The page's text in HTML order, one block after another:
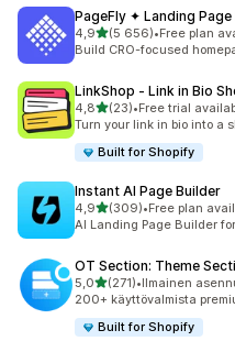
PageFly ✦ Landing Page
4,9/ 5 tähteä
(5 656)
5656 arvostelua yhteensä
•Free plan
Build CRO-focused
LinkShop ‑ Link in Bio
4,8/ 5 tähteä
(23)
23 arvostelua yhteensä
•Free trial
Turn your link in bio into a
Built for Shopify
Instant AI Page Builder
4,9/ 5 tähteä
(309)
309 arvostelua yhteensä
•Free plan
AI Landing Page Builder
OT Section: Theme
5,0/ 5 tähteä
(271)
271 arvostelua yhteensä
•Ilmainen
200+ käyttövalmista
Built for Shopify